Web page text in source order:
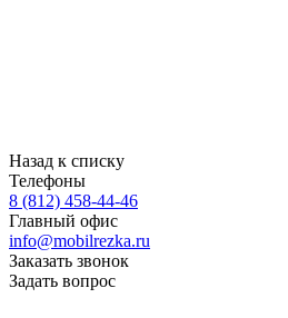
Назад к списку
Телефоны
8 (812) 458-44-46
Главный офис
info@mobilrezka.ru
Заказать звонок
Задать вопрос